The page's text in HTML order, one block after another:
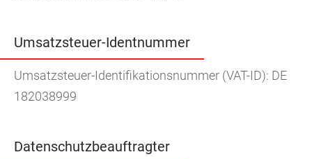
Umsatzsteuer-Identnummer
Umsatzsteuer-Identifikationsnummer (VAT-ID): DE
182038999
Datenschutzbeauftragter